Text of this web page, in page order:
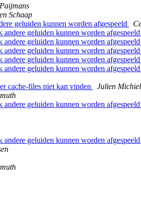
Schaap
geluiden kunnen worden afgespeeld
geluiden kunnen worden afgespeeld
geluiden kunnen worden afgespeeld
geluiden kunnen worden afgespeeld
geluiden kunnen worden afgespeeld
geluiden kunnen worden afgespeeld
cache-files niet kan vinden
Julien
geluiden kunnen worden afgespeeld
geluiden kunnen worden afgespeeld